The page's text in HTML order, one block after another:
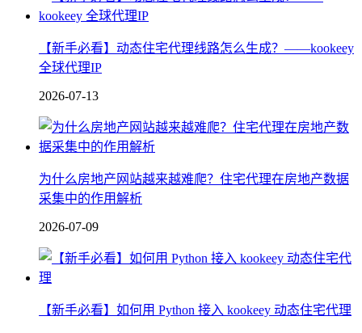
【新手必看】动态住宅代理线路怎么生成？——kookeey
全球代理IP
2026-07-13
为什么房地产网站越来越难爬？住宅代理在房地产数据
采集中的作用解析
2026-07-09
【新手必看】如何用 Python 接入 kookeey 动态住宅代理